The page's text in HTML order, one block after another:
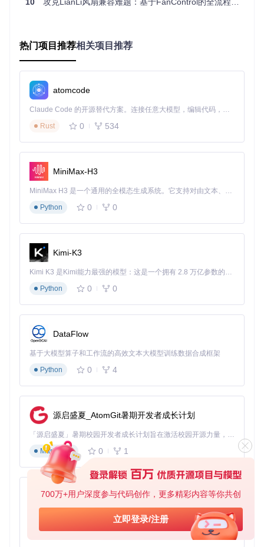
700万+用户深度参与代码创作，更多精彩内容等你共创
立即登录/注册
预期结果：三个检查项均显示符合要求的版本信息，无错误提
方案架构：FanControl解决方案技术架构
挑战解析：协议转换与传感器数据处理
LianLi设备控制的核心挑战在于三层技术壁垒：私有协议解析
解决100ms级延迟问题；多设备协同需建立统一控制平面。Fa
nControl通过插件化架构与异常处理机制突破这些壁垒。
工具适配：专用插件架构解析
FanControl采用分层架构设计：
适配层：通过专用插件实现协议转换
LianLi专用插件需包含三个关键组件：协议解析库（LConnect
3Protocol.dll）、设备数据库（device.db）和控制逻辑实现
🔧插件安装流程：
在程序根目录创建
部署插件文件结构：
Plugins/
驱动安装与安全设置：
以管理员权限运行 FanControl.exe 触发驱动安装
在Windows Defender中添加排除项：
C:\Program Fi
les\FanControl\*
验证方法：驱动与插件状态检查
验证驱动加载状态：
热门项目推荐相关项目推荐
atomcode
Claude Code 的开源替代方案。连接任意大模型，编辑代码，运行命令，自动验证 — 全自动执行。用 Rust 构建，极致性能。 ｜ An open-source alternative to Claude Code. Connect any LLM, edit code, run commands, and verify changes — autonomously. Built in Rust for speed. Get Started
Rust
0 534
MiniMax-H3
MiniMax H3 是一个通用的全模态生成系统。它支持对由文本、图像、视频和音频组成的多模态上下文进行统一理解，并能生成分辨率高达 2K、时长可达 15 秒的带原生立体声音频的视频。得益于面向任务泛化的系统设计，H3 在预训练阶段就已具备广泛的多模态上下文理解与生成能力，能够出色地执行复杂的多模态指令。
Python
0 0
Kimi-K3
Kimi K3 是Kimi能力最强的模型：这是一个拥有 2.8 万亿参数的混合专家（MoE）模型，具备原生视觉理解能力，并支持 100 万 token 的上下文窗口。
Python
0 0
DataFlow
基于大模型算子和工作流的高效文本大模型训练数据合成框架
Python
0 4
源启盛夏_AtomGit暑期开发者成长计划
「源启盛夏」暑期校园开发者成长计划旨在激活校园开源力量，通过积分激励、认证扶持、资源倾斜等形式，引导高校组织和开发者完成「入驻 — 建项目 — 做贡献 — 获认证 — 得资源」的完整闭环。无论你是想带领社团入驻平台的组织者，还是希望用代码贡献证明自己的开发者，都能在这里找到属于你的成长路径。
Markdown
0 1
py-xiaozhi
基于Python的Xiaozhi AI，适用于想要完整Xiaozhi体验而无需拥有专用硬件的用户。
Python
0 1